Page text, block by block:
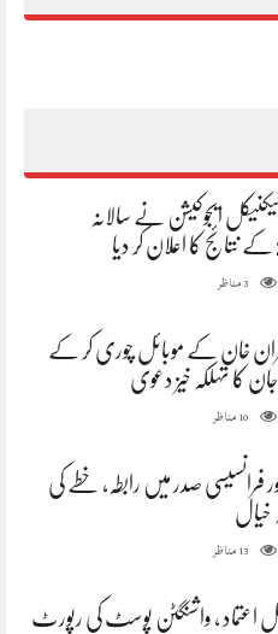
ایجوکیشن نے سالانہ
3مناظر
خان کے موبائل چوری کر کے
جان کا تہلکہ خیز دعوی
10مناظر
فرانسیسی صدر میں رابطہ، خطے کی
خیال
13مناظر
اعتماد ، واشنگٹن پوسٹ کی رپورٹ